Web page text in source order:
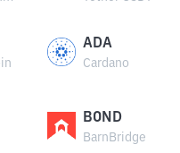
ADA
Cardano
BOND
BarnBridge